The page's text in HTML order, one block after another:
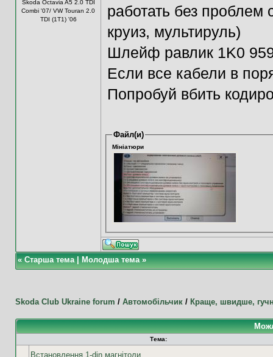
Škoda Octavia A5 2.0 TDI
Combi '07/ VW Touran 2.0
TDI (1T1) '06
работать без
круиз, мультируль)
Шлейф равлик 1K0
Если все кабели в
Попробуй вбить
Файл(и)
Мініатюри
«Старша тема|Молодша тема»
Skoda Club Ukraine forum / Автомобільчик/ Краще, швидше,
Тема:
Встановлення 1-din магнітоли